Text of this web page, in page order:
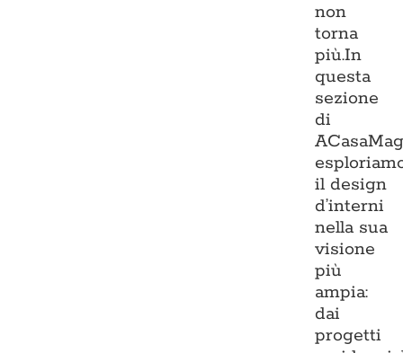
non
torna
più.In
questa
sezione
di
il design
d’interni
nella sua
visione
più
ampia:
dai
progetti